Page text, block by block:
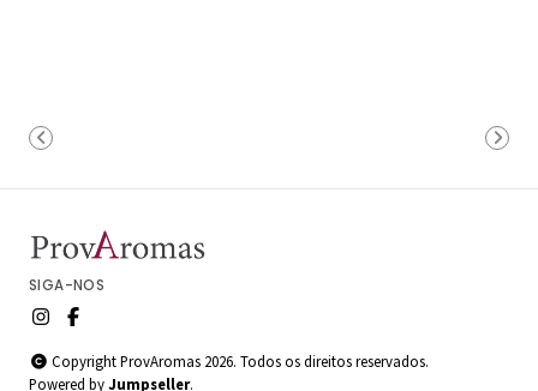
SIGA-NOS
Copyright ProvAromas 2026. Todos os direitos reservados.
Powered byJumpseller.